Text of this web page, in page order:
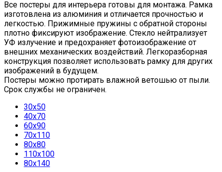
Все постеры для интерьера готовы для монтажа. Рамка
изготовлена из алюминия и отличается прочностью и
легкостью. Прижимные пружины с обратной стороны
плотно фиксируют изображение. Стекло нейтрализует
УФ излучение и предохраняет фотоизображение от
внешних механических воздействий. Легкоразборная
конструкция позволяет использовать рамку для других
изображений в будущем.
Постеры можно протирать влажной ветошью от пыли.
Срок службы не ограничен.
30х50
40х70
60х90
70х110
80х80
110х100
80х140